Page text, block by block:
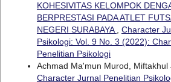
KOHESIVITAS KELOMPOK
BERPRESTASI PADA ATLET
NEGERI SURABAYA, Character
Psikologi: Vol. 9 No. 3 (2022):
Penelitian Psikologi
Achmad Ma'mun Murod, Miftakhul
Character Jurnal Penelitian